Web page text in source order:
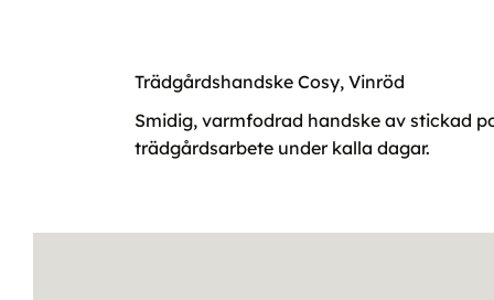
Trädgårdshandske Cosy, Vinröd
Smidig, varmfodrad handske av stickad
trädgårdsarbete under kalla dagar.